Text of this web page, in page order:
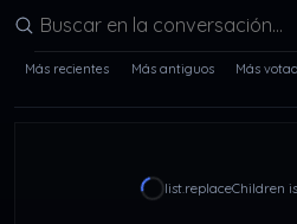
Buscar en la conversación
Más recientes Más antiguos Más
list.replaceChildren